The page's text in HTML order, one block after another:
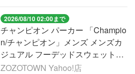
2026/08/10 02:00まで
チャンピオン パーカー 「Champio
n/チャンピオン」メンズ メンズカ
ジュアル フーデッドスウェットシ
ャツ メンズ
ZOZOTOWN Yahoo!店